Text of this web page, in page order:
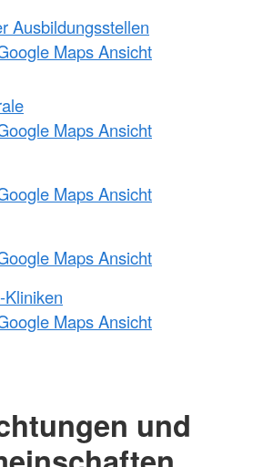
Ausbildungsstellen
Maps Ansicht
Maps Ansicht
Maps Ansicht
Maps Ansicht
Maps Ansicht
und